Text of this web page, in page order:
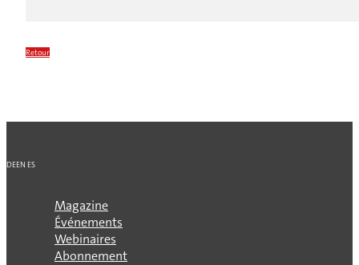
Retour
DEEN ES
Magazine
Événements
Webinaires
Abonnement